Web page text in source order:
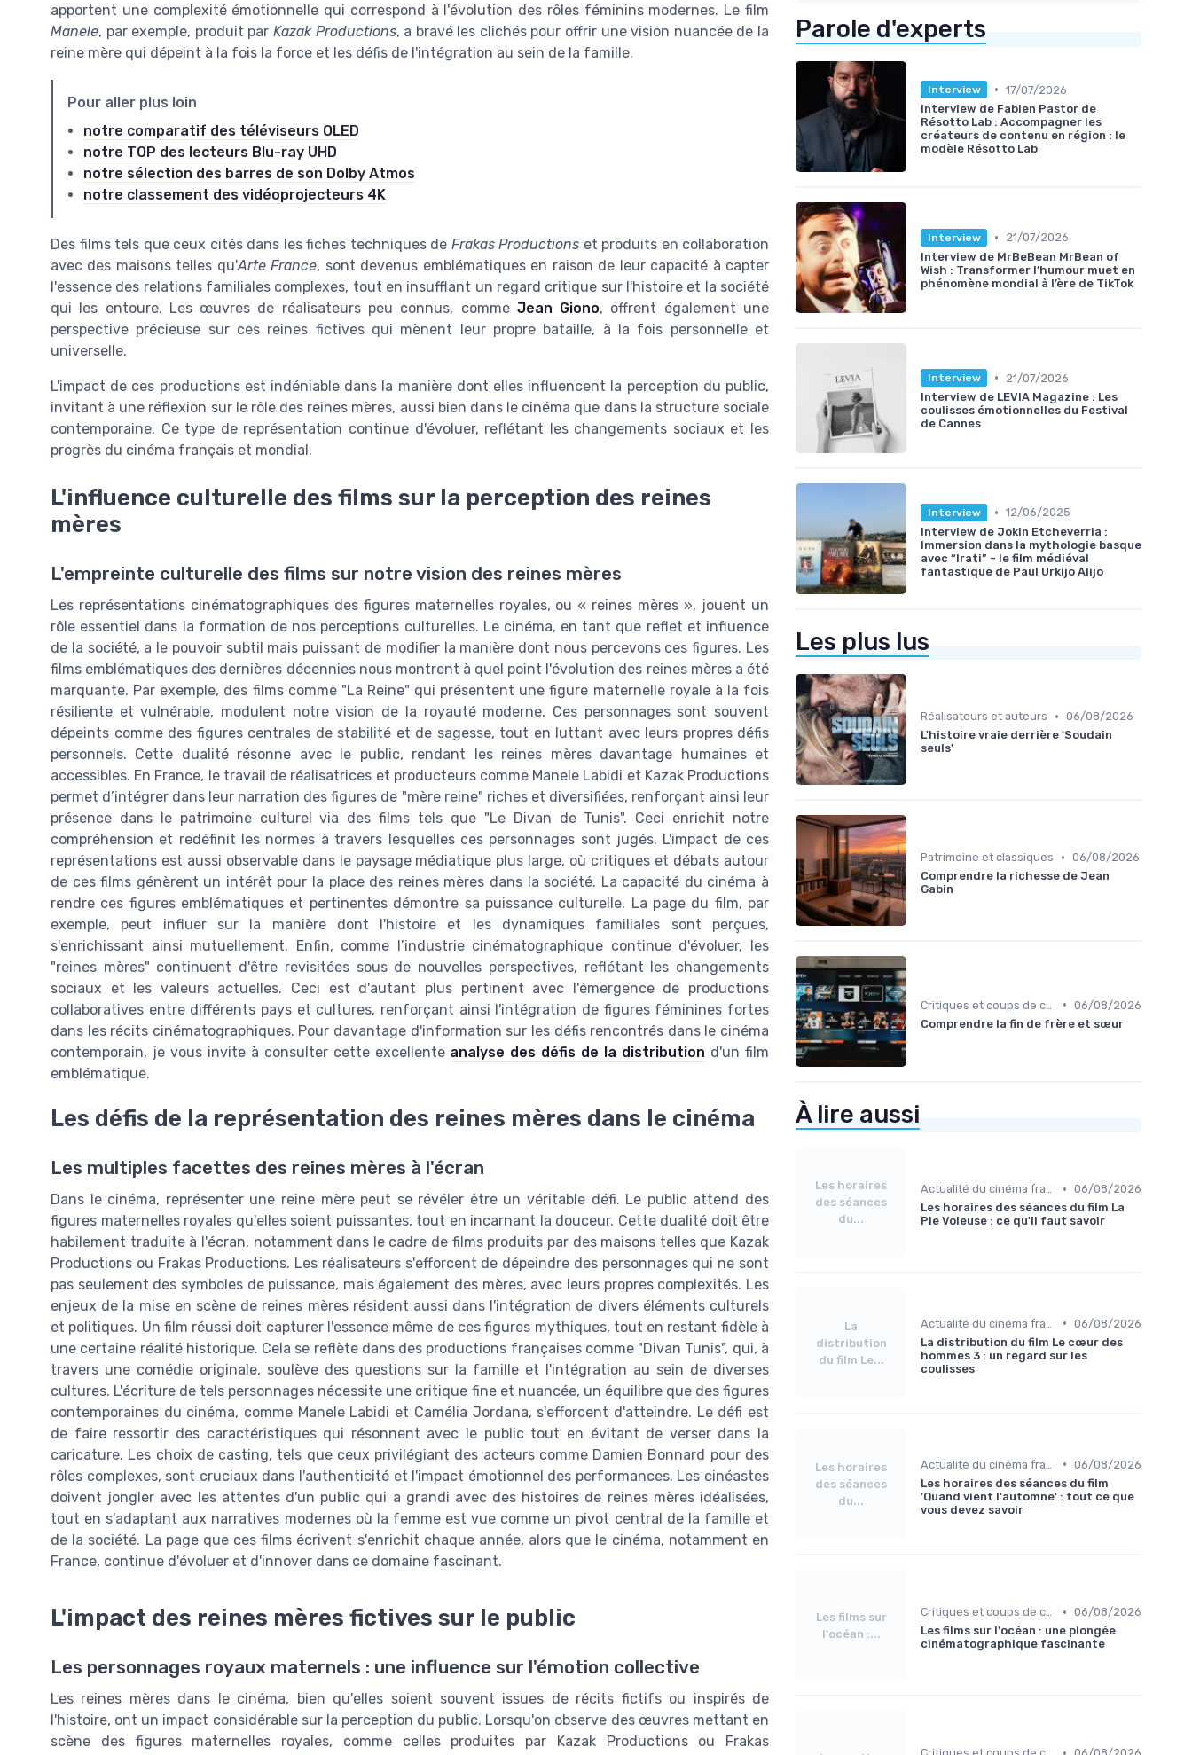
apportent une complexité émotionnelle qui correspond à l'évolution des rôles féminins modernes. Le film
Manele, par exemple, produit par Kazak Productions, a bravé les clichés pour offrir une vision nuancée de la
reine mère qui dépeint à la fois la force et les défis de l'intégration au sein de la famille.
Pour aller plus loin
notre comparatif des téléviseurs OLED
notre TOP des lecteurs Blu-ray UHD
notre sélection des barres de son Dolby Atmos
notre classement des vidéoprojecteurs 4K
Des films tels que ceux cités dans les fiches techniques de Frakas Productions et produits en collaboration
avec des maisons telles qu'Arte France, sont devenus emblématiques en raison de leur capacité à capter
l'essence des relations familiales complexes, tout en insufflant un regard critique sur l'histoire et la société
qui les entoure. Les œuvres de réalisateurs peu connus, comme Jean Giono, offrent également une
perspective précieuse sur ces reines fictives qui mènent leur propre bataille, à la fois personnelle et
universelle.
L'impact de ces productions est indéniable dans la manière dont elles influencent la perception du public,
invitant à une réflexion sur le rôle des reines mères, aussi bien dans le cinéma que dans la structure sociale
contemporaine. Ce type de représentation continue d'évoluer, reflétant les changements sociaux et les
progrès du cinéma français et mondial.
L'influence culturelle des films sur la perception des reines
mères
L'empreinte culturelle des films sur notre vision des reines mères
Les représentations cinématographiques des figures maternelles royales, ou « reines mères », jouent un
rôle essentiel dans la formation de nos perceptions culturelles. Le cinéma, en tant que reflet et influence
de la société, a le pouvoir subtil mais puissant de modifier la manière dont nous percevons ces figures. Les
films emblématiques des dernières décennies nous montrent à quel point l'évolution des reines mères a été
marquante. Par exemple, des films comme "La Reine" qui présentent une figure maternelle royale à la fois
résiliente et vulnérable, modulent notre vision de la royauté moderne. Ces personnages sont souvent
dépeints comme des figures centrales de stabilité et de sagesse, tout en luttant avec leurs propres défis
personnels. Cette dualité résonne avec le public, rendant les reines mères davantage humaines et
accessibles. En France, le travail de réalisatrices et producteurs comme Manele Labidi et Kazak Productions
permet d’intégrer dans leur narration des figures de "mère reine" riches et diversifiées, renforçant ainsi leur
présence dans le patrimoine culturel via des films tels que "Le Divan de Tunis". Ceci enrichit notre
compréhension et redéfinit les normes à travers lesquelles ces personnages sont jugés. L'impact de ces
représentations est aussi observable dans le paysage médiatique plus large, où critiques et débats autour
de ces films génèrent un intérêt pour la place des reines mères dans la société. La capacité du cinéma à
rendre ces figures emblématiques et pertinentes démontre sa puissance culturelle. La page du film, par
exemple, peut influer sur la manière dont l'histoire et les dynamiques familiales sont perçues,
s'enrichissant ainsi mutuellement. Enfin, comme l’industrie cinématographique continue d'évoluer, les
"reines mères" continuent d'être revisitées sous de nouvelles perspectives, reflétant les changements
sociaux et les valeurs actuelles. Ceci est d'autant plus pertinent avec l'émergence de productions
collaboratives entre différents pays et cultures, renforçant ainsi l'intégration de figures féminines fortes
dans les récits cinématographiques. Pour davantage d'information sur les défis rencontrés dans le cinéma
contemporain, je vous invite à consulter cette excellente analyse des défis de la distribution d'un film
emblématique.
Les défis de la représentation des reines mères dans le cinéma
Les multiples facettes des reines mères à l'écran
Dans le cinéma, représenter une reine mère peut se révéler être un véritable défi. Le public attend des
figures maternelles royales qu'elles soient puissantes, tout en incarnant la douceur. Cette dualité doit être
habilement traduite à l'écran, notamment dans le cadre de films produits par des maisons telles que Kazak
Productions ou Frakas Productions. Les réalisateurs s'efforcent de dépeindre des personnages qui ne sont
pas seulement des symboles de puissance, mais également des mères, avec leurs propres complexités. Les
enjeux de la mise en scène de reines mères résident aussi dans l'intégration de divers éléments culturels
et politiques. Un film réussi doit capturer l'essence même de ces figures mythiques, tout en restant fidèle à
une certaine réalité historique. Cela se reflète dans des productions françaises comme "Divan Tunis", qui, à
travers une comédie originale, soulève des questions sur la famille et l'intégration au sein de diverses
cultures. L'écriture de tels personnages nécessite une critique fine et nuancée, un équilibre que des figures
contemporaines du cinéma, comme Manele Labidi et Camélia Jordana, s'efforcent d'atteindre. Le défi est
de faire ressortir des caractéristiques qui résonnent avec le public tout en évitant de verser dans la
caricature. Les choix de casting, tels que ceux privilégiant des acteurs comme Damien Bonnard pour des
rôles complexes, sont cruciaux dans l'authenticité et l'impact émotionnel des performances. Les cinéastes
doivent jongler avec les attentes d'un public qui a grandi avec des histoires de reines mères idéalisées,
tout en s'adaptant aux narratives modernes où la femme est vue comme un pivot central de la famille et
de la société. La page que ces films écrivent s'enrichit chaque année, alors que le cinéma, notamment en
France, continue d'évoluer et d'innover dans ce domaine fascinant.
L'impact des reines mères fictives sur le public
Les personnages royaux maternels : une influence sur l'émotion collective
Les reines mères dans le cinéma, bien qu'elles soient souvent issues de récits fictifs ou inspirés de
l'histoire, ont un impact considérable sur la perception du public. Lorsqu'on observe des œuvres mettant en
scène des figures maternelles royales, comme celles produites par Kazak Productions ou Frakas
Parole d'experts
Interview • 17/07/2026
Interview de Fabien Pastor de
Résotto Lab : Accompagner les
créateurs de contenu en région : le
modèle Résotto Lab
Interview •
21/07/2026
Interview de MrBeBean MrBean of
Wish : Transformer l’humour muet en
phénomène mondial à l’ère de TikTok
Interview •
21/07/2026
Interview de LEVIA Magazine : Les
coulisses émotionnelles du Festival
de Cannes
Interview • 12/06/2025
Interview de Jokin Etcheverria :
Immersion dans la mythologie basque
avec “Irati” - le film médiéval
fantastique de Paul Urkijo Alijo
Les plus lus
Réalisateurs et auteurs • 06/08/2026
L'histoire vraie derrière 'Soudain
seuls'
Patrimoine et classiques • 06/08/2026
Comprendre la richesse de Jean
Gabin
• 06/08/2026
Comprendre la fin de frère et sœur
À lire aussi
Les horaires
des séances
du...
Actualité du cinéma français • 06/08/2026
Les horaires des séances du film La
Pie Voleuse : ce qu'il faut savoir
La
distribution
du film Le...
• 06/08/2026
La distribution du film Le cœur des
hommes 3 : un regard sur les
coulisses
Les horaires
des séances
du...
• 06/08/2026
Les horaires des séances du film
'Quand vient l'automne' : tout ce que
vous devez savoir
Les films sur
l'océan :...
Critiques et coups de cœur • 06/08/2026
Les films sur l'océan : une plongée
cinématographique fascinante